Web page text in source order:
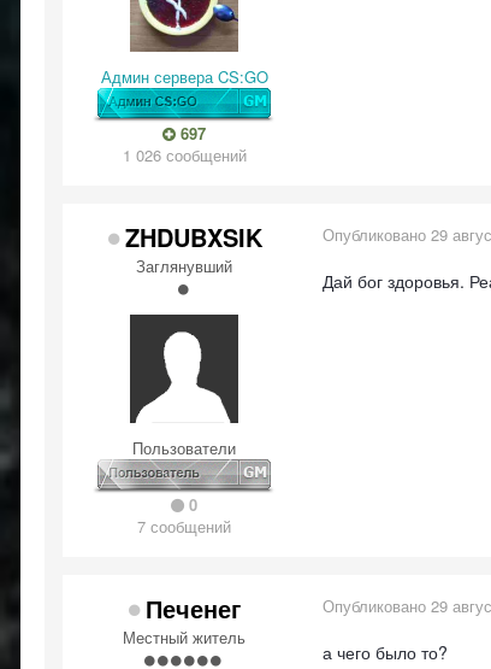
Админ сервера CS:GO
697
1 026 сообщений
ZHDUBXSIK
Заглянувший
Пользователи
0
7 сообщений
Опубликовано 29
Дай бог здоровья.
Печенег
Местный житель
Опубликовано 29
а чего было то?